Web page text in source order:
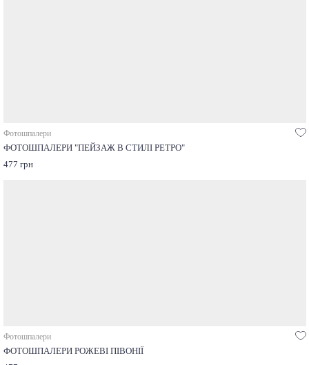
Фотошпалери
ФОТОШПАЛЕРИ "ПЕЙЗАЖ В СТИЛІ РЕТРО"
477 грн
Фотошпалери
ФОТОШПАЛЕРИ РОЖЕВІ ПІВОНІЇ